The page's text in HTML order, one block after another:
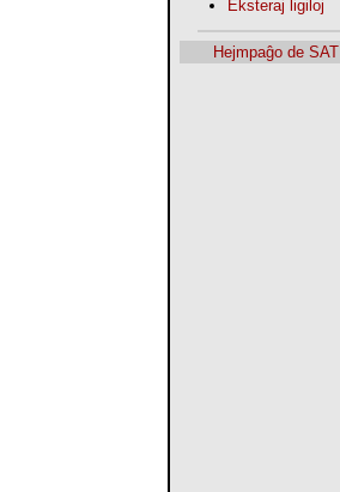
Eksteraj ligiloj
Hejmpaĝo de SAT